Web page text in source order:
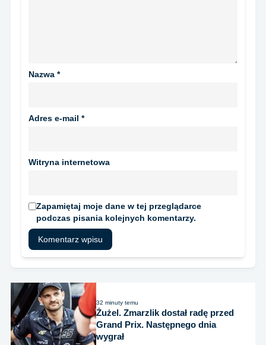
Nazwa *
Adres e-mail *
Witryna internetowa
Zapamiętaj moje dane w tej przeglądarce
podczas pisania kolejnych komentarzy.
32 minuty temu
Żużel. Zmarzlik dostał radę przed
Grand Prix. Następnego dnia
wygrał